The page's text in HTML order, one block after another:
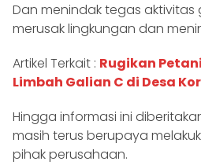
Dan menindak tegas aktivitas
merusak lingkungan dan
Artikel Terkait : Rugikan
Limbah Galian C di Desa
Hingga informasi ini
masih terus berupaya
pihak perusahaan.